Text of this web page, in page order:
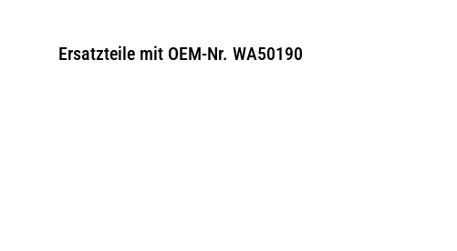
Ersatzteile mit OEM-Nr. WA50190